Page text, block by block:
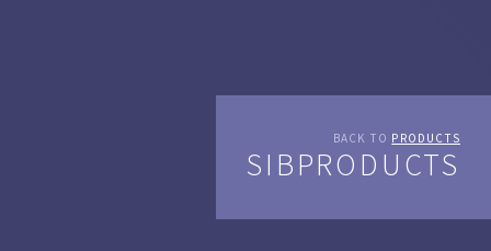
BACK TO PRODUCTS
SIBPRODUCTS